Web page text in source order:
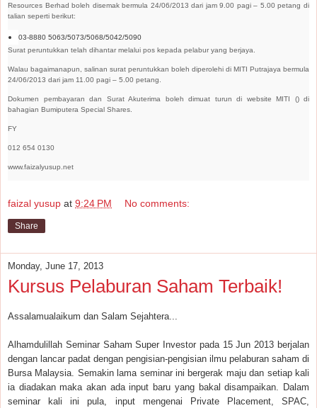
Resources Berhad boleh disemak bermula 24/06/2013 dari jam 9.00 pagi – 5.00 petang di
talian seperti berikut:
03-8880 5063/5073/5068/5042/5090
Surat peruntukkan telah dihantar melalui pos kepada pelabur yang berjaya.
Walau bagaimanapun, salinan surat peruntukkan boleh diperolehi di MITI Putrajaya bermula
24/06/2013 dari jam 11.00 pagi – 5.00 petang.
Dokumen pembayaran dan Surat Akuterima boleh dimuat turun di website MITI () di
bahagian Bumiputera Special Shares.
FY
012 654 0130
www.faizalyusup.net
faizal yusup at 9:24 PM No comments:
Share
Monday, June 17, 2013
Kursus Pelaburan Saham Terbaik!
Assalamualaikum dan Salam Sejahtera...
Alhamdulillah Seminar Saham Super Investor pada 15 Jun 2013 berjalan
dengan lancar padat dengan pengisian-pengisian ilmu pelaburan saham di
Bursa Malaysia. Semakin lama seminar ini bergerak maju dan setiap kali
ia diadakan maka akan ada input baru yang bakal disampaikan. Dalam
seminar kali ini pula, input mengenai Private Placement, SPAC,